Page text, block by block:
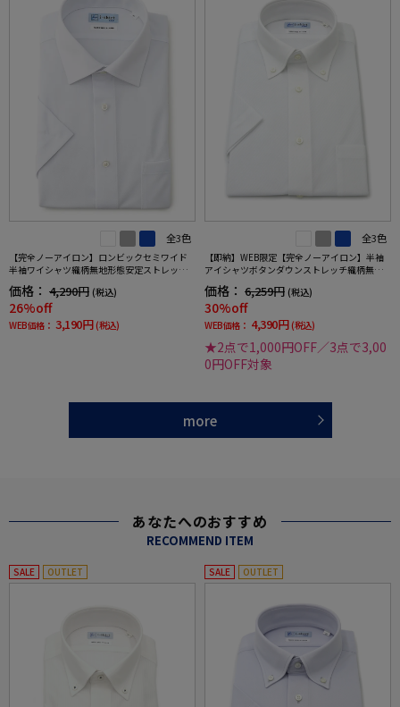
全3色
【完全ノーアイロン】ロンビックセミワイド
半袖ワイシャツ織柄無地形態安定ストレッチ
価格： 4,290円 (税込)
26%off
WEB価格： 3,190円 (税込)
全3色
【即納】WEB限定【完全ノーアイロン】半袖
アイシャツボタンダウンストレッチ織柄無地i-
価格： 6,259円 (税込)
30%off
WEB価格： 4,390円 (税込)
★2点で1,000円OFF／3点で3,00
0円OFF対象
more
あなたへのおすすめ
RECOMMEND ITEM
SALE OUTLET SALE OUTLET